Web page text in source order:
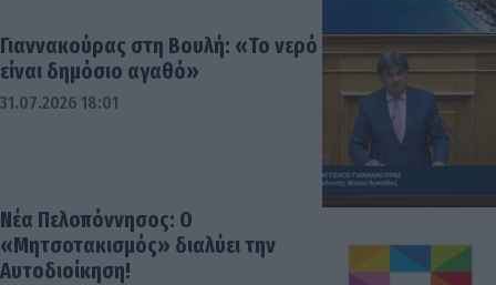
Γιαννακούρας στη Βουλή: «Το νερό
είναι δημόσιο αγαθό»
31.07.2026 18:01
Νέα Πελοπόννησος: Ο
«Μητσοτακισμός» διαλύει την
Αυτοδιοίκηση!